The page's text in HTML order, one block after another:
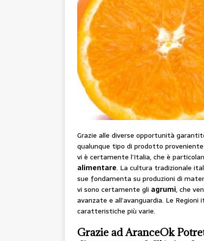
Grazie alle diverse opportunità
qualunque tipo di prodotto
vi è certamente l’Italia, che è
alimentare. La cultura tradizionale
sue fondamenta su produzioni di
vi sono certamente gli agrumi, che
avanzate e all’avanguardia. Le
caratteristiche più varie.
Grazie ad AranceOk